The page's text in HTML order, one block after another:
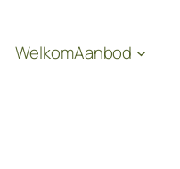
WelkomAanbod